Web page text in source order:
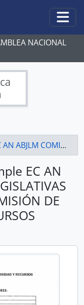
NACIONAL
LEGISLATIVAS 2021-2023 - ACTAS COMISIÓN DE BIODIVERSIDAD Y RECURSOS NATURALES
EC AN
DE